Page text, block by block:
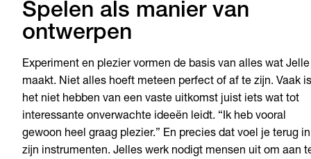
Spelen als manier van
ontwerpen
Experiment en plezier vormen de basis van alles wat Jelle
maakt. Niet alles hoeft meteen perfect of af te zijn. Vaak is
het niet hebben van een vaste uitkomst juist iets wat tot
interessante onverwachte ideeën leidt. “Ik heb vooral
gewoon heel graag plezier.” En precies dat voel je terug in
zijn instrumenten. Jelles werk nodigt mensen uit om aan